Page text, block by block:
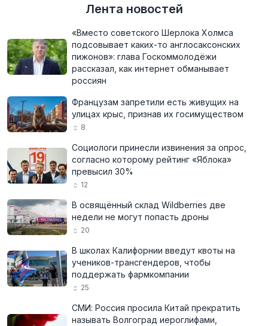
Лента новостей
«Вместо советского Шерлока Холмса
подсовывает каких-то англосаксонских
пижонов»: глава Госкоммолодёжи
рассказал, как интернет обманывает
россиян
Французам запретили есть живущих на
улицах крыс, признав их госимуществом
8
Социологи принесли извинения за опрос,
согласно которому рейтинг «Яблока»
превысил 30%
12
В освящённый склад Wildberries две
недели не могут попасть дроны
20
В школах Калифорнии введут квоты на
учеников-трансгендеров, чтобы
поддержать фармкомпании
25
СМИ: Россия просила Китай прекратить
называть Волгоград иероглифами,